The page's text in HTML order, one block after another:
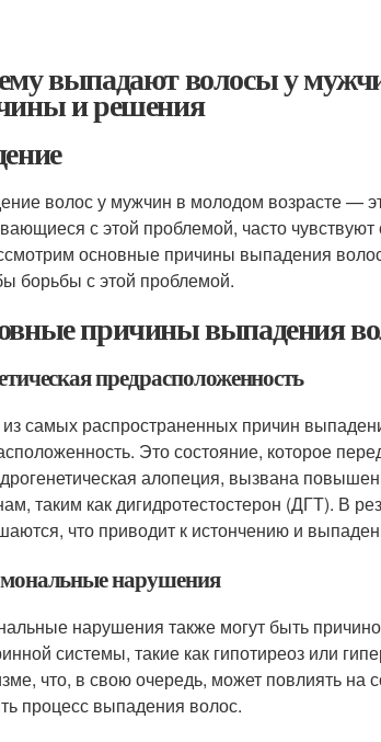
выпадают волосы у
и решения
волос у мужчин в молодом возрасте —
с этой проблемой, часто
основные причины выпадения
борьбы с этой проблемой.
причины выпадения
предрасположенность
самых распространенных причин
Это состояние, которое
алопеция, вызвана
таким как дигидротестостерон (ДГТ). В
что приводит к истончению и
нарушения
нарушения также могут быть
системы, такие как гипотиреоз или
что, в свою очередь, может повлиять
процесс выпадения волос.